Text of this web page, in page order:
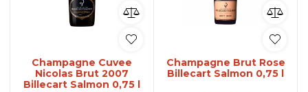
Champagne Cuvee
Nicolas Brut 2007
Billecart Salmon 0,75 l
Champagne Brut Rose
Billecart Salmon 0,75 l